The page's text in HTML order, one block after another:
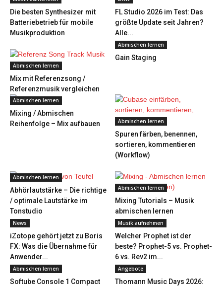
Die besten Synthesizer mit
Batteriebetrieb für mobile
Musikproduktion
FL Studio 2026 im Test: Das
größte Update seit Jahren?
Alle...
Abmischen lernen
Mix mit Referenzsong /
Referenzmusik vergleichen
Abmischen lernen
Gain Staging
Abmischen lernen
Mixing / Abmischen
Reihenfolge – Mix aufbauen
Abmischen lernen
Spuren färben, benennen,
sortieren, kommentieren
(Workflow)
Abmischen lernen
Abhörlautstärke – Die richtige
/ optimale Lautstärke im
Tonstudio
Abmischen lernen
Mixing Tutorials – Musik
abmischen lernen
News
iZotope gehört jetzt zu Boris
FX: Was die Übernahme für
Anwender...
Musik aufnehmen
Welcher Prophet ist der
beste? Prophet-5 vs. Prophet-
6 vs. Rev2 im...
Abmischen lernen
Softube Console 1 Compact
Angebote
Thomann Music Days 2026: